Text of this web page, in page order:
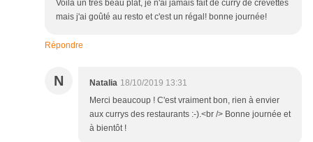
Voilà un très beau plat, je n'ai jamais fait de curry de crevettes
mais j'ai goûté au resto et c'est un régal! bonne journée!
Répondre
N Natalia 18/10/2019 13:31
Merci beaucoup ! C'est vraiment bon, rien à envier
aux currys des restaurants :-).<br /> Bonne journée et
à bientôt !